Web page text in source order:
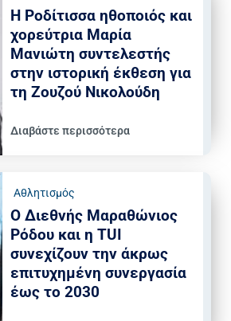
Η Ροδίτισσα ηθοποιός και
χορεύτρια Μαρία
Μανιώτη συντελεστής
στην ιστορική έκθεση για
τη Ζουζού Νικολούδη
Διαβάστε περισσότερα
Αθλητισμός
Ο Διεθνής Μαραθώνιος
Ρόδου και η TUI
συνεχίζουν την άκρως
επιτυχημένη συνεργασία
έως το 2030